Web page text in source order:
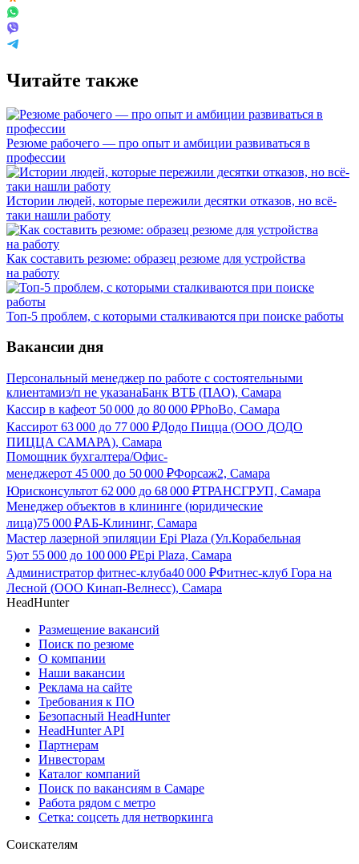
Читайте также
Резюме рабочего — про опыт и амбиции развиваться в
профессии
Истории людей, которые пережили десятки отказов, но всё-
таки нашли работу
Как составить резюме: образец резюме для устройства
на работу
Топ-5 проблем, с которыми сталкиваются при поиске работы
Вакансии дня
Персональный менеджер по работе с состоятельными
клиентамиз/п не указанаБанк ВТБ (ПАО), Самара
Кассир в кафеот 50 000 до 80 000 ₽PhoBo, Самара
Кассирот 63 000 до 77 000 ₽Додо Пицца (ООО ДОДО
ПИЦЦА САМАРА), Самара
Помощник бухгалтера/Офис-
менеджерот 45 000 до 50 000 ₽Форсаж2, Самара
Юрисконсультот 62 000 до 68 000 ₽ТРАНСГРУП, Самара
Менеджер объектов в клининге (юридические
лица)75 000 ₽АБ-Клининг, Самара
Мастер лазерной эпиляции Epi Plaza (Ул.Корабельная
5)от 55 000 до 100 000 ₽Epi Plaza, Самара
Администратор фитнес-клуба40 000 ₽Фитнес-клуб Гора на
Лесной (ООО Кинап-Велнесс), Самара
HeadHunter
Размещение вакансий
Поиск по резюме
О компании
Наши вакансии
Реклама на сайте
Требования к ПО
Безопасный HeadHunter
HeadHunter API
Партнерам
Инвесторам
Каталог компаний
Поиск по вакансиям в Самаре
Работа рядом с метро
Сетка: соцсеть для нетворкинга
Соискателям